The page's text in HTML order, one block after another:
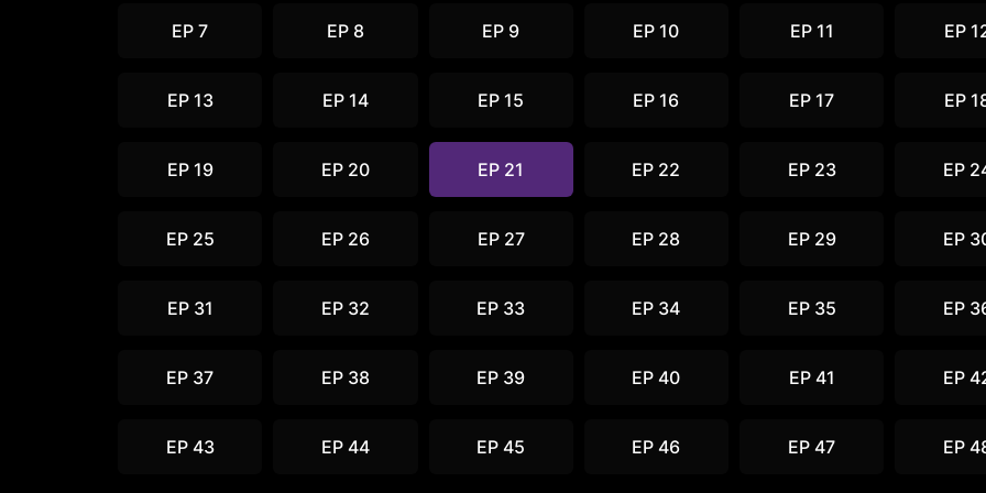
EP 7 EP 8 EP 9 EP 10 EP 11 EP
EP 13 EP 14 EP 15 EP 16 EP 17 EP
EP 19 EP 20 EP 21 EP 22 EP 23 EP
EP 25 EP 26 EP 27 EP 28 EP 29 EP
EP 31 EP 32 EP 33 EP 34 EP 35 EP
EP 37 EP 38 EP 39 EP 40 EP 41 EP
EP 43 EP 44 EP 45 EP 46 EP 47 EP